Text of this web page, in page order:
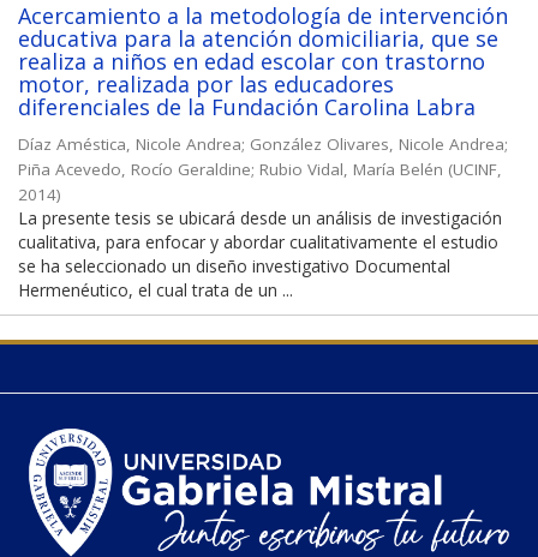
Acercamiento a la metodología de intervención
educativa para la atención domiciliaria, que se
realiza a niños en edad escolar con trastorno
motor, realizada por las educadores
diferenciales de la Fundación Carolina Labra
Díaz Améstica, Nicole Andrea; González Olivares, Nicole Andrea;
Piña Acevedo, Rocío Geraldine; Rubio Vidal, María Belén (UCINF,
2014)
La presente tesis se ubicará desde un análisis de investigación
cualitativa, para enfocar y abordar cualitativamente el estudio
se ha seleccionado un diseño investigativo Documental
Hermenéutico, el cual trata de un ...